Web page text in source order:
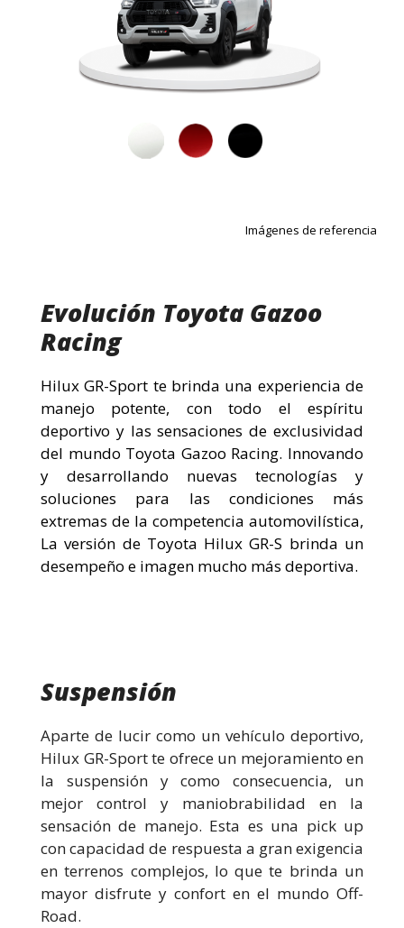
Imágenes de referencia
Evolución Toyota Gazoo
Racing
Hilux GR-Sport te brinda una experiencia de
manejo potente, con todo el espíritu
deportivo y las sensaciones de exclusividad
del mundo Toyota Gazoo Racing. Innovando
y desarrollando nuevas tecnologías y
soluciones para las condiciones más
extremas de la competencia automovilística,
La versión de Toyota Hilux GR-S brinda un
desempeño e imagen mucho más deportiva.
Suspensión
Aparte de lucir como un vehículo deportivo,
Hilux GR-Sport te ofrece un mejoramiento en
la suspensión y como consecuencia, un
mejor control y maniobrabilidad en la
sensación de manejo. Esta es una pick up
con capacidad de respuesta a gran exigencia
en terrenos complejos, lo que te brinda un
mayor disfrute y confort en el mundo Off-
Road.